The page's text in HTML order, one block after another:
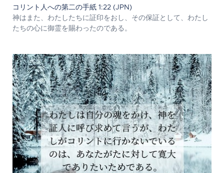
コリント人への第二の手紙 1:22 (JPN)
神はまた、わたしたちに証印をおし、その保証として、わたし
たちの心に御霊を賜わったのである。